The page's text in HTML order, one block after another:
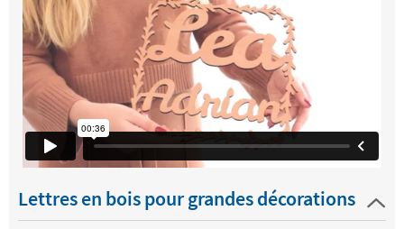
Lettres en bois pour grandes décorations